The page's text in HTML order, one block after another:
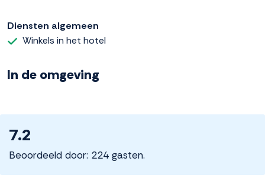
Diensten algemeen
Winkels in het hotel
In de omgeving
7.2
Beoordeeld door: 224 gasten.